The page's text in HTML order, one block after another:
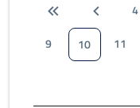
4
9
10 11